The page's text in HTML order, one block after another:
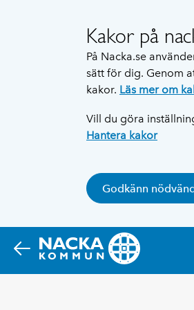
Kakor på
På Nacka.se
sätt för dig. Genom
kakor. Läs mer om
Vill du göra
Hantera kakor
Godkänn